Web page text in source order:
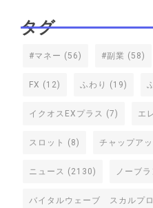
タグ
#マネー (56) #副業 (58)
FX (12) ふわり (19)
イクオスEXプラス (7) エ
スロット (8) チャップア
ニュース (2130) ノーブラ
バイタルウェーブ スカルプ